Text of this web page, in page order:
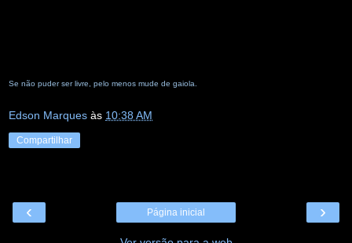
Se não puder ser livre, pelo menos mude de gaiola.
Edson Marques às 10:38 AM
Compartilhar
‹ ›
Página inicial